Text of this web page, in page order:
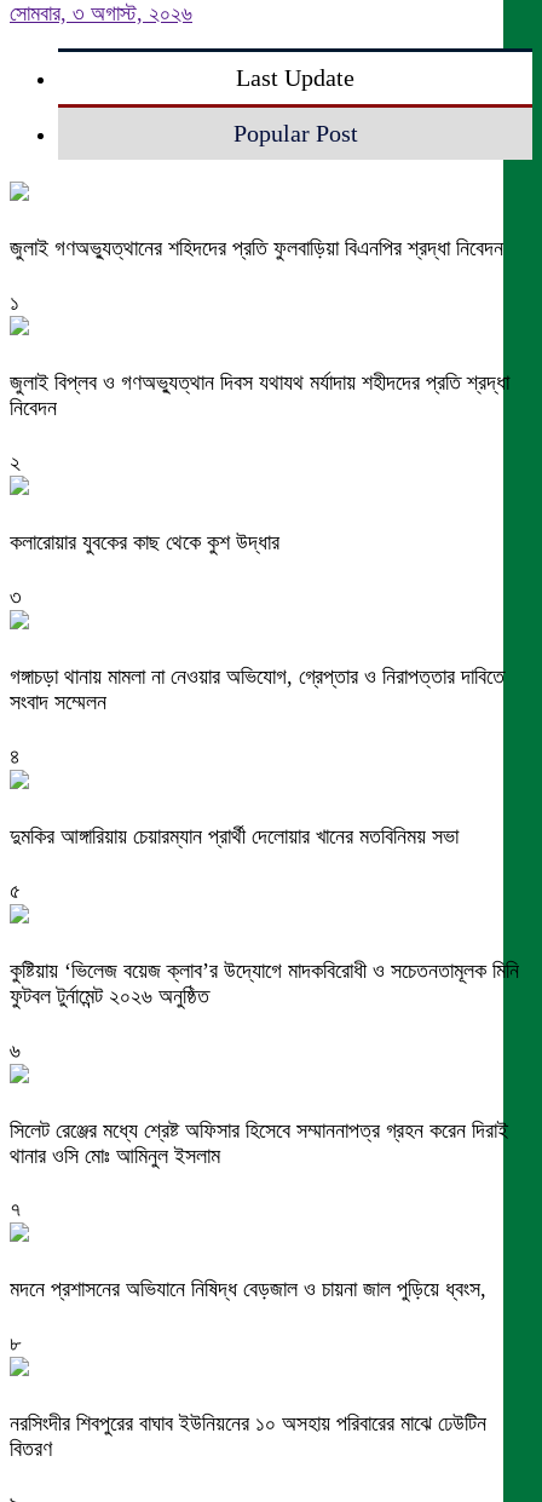
সোমবার, ৩ অগাস্ট, ২০২৬
Last Update
Popular Post
জুলাই গণঅভ্যুত্থানের শহিদদের প্রতি ফুলবাড়িয়া বিএনপির শ্রদ্ধা নিবেদন
১
জুলাই বিপ্লব ও গণঅভ্যুত্থান দিবস যথাযথ মর্যাদায় শহীদদের প্রতি শ্রদ্ধা
নিবেদন
২
কলারোয়ার যুবকের কাছ থেকে কুশ উদ্ধার
৩
গঙ্গাচড়া থানায় মামলা না নেওয়ার অভিযোগ, গ্রেপ্তার ও নিরাপত্তার দাবিতে
সংবাদ সম্মেলন
৪
দুমকির আঙ্গারিয়ায় চেয়ারম্যান প্রার্থী দেলোয়ার খানের মতবিনিময় সভা
৫
কুষ্টিয়ায় ‘ভিলেজ বয়েজ ক্লাব’র উদ্যোগে মাদকবিরোধী ও সচেতনতামূলক মিনি
ফুটবল টুর্নামেন্ট ২০২৬ অনুষ্ঠিত
৬
সিলেট রেঞ্জের মধ্যে শ্রেষ্ট অফিসার হিসেবে সম্মাননাপত্র গ্রহন করেন দিরাই
থানার ওসি মোঃ আমিনুল ইসলাম
৭
মদনে প্রশাসনের অভিযানে নিষিদ্ধ বেড়জাল ও চায়না জাল পুড়িয়ে ধ্বংস,
৮
নরসিংদীর শিবপুরের বাঘাব ইউনিয়নের ১০ অসহায় পরিবারের মাঝে ঢেউটিন
বিতরণ